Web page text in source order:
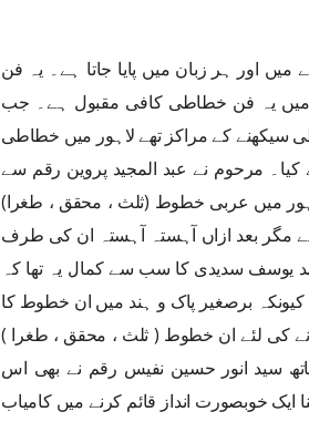
اور ہر زبان میں پایا جاتا ہے۔ یہ فن
میں یہ فن خطاطی کافی مقبول ہے۔ جب
سیکھنے کے مراکز تھے لاہور میں خطاطی
کیا۔ مرحوم نے عبد المجید پروین رقم سے
میں عربی خطوط (ثلث ، محقق ، طغرا)
مگر بعد ازاں آہستہ آہستہ ان کی طرف
یوسف سدیدی کا سب سے کمال یہ تھا کہ
برصغیر پاک و ہند میں ان خطوط کا
آنے کی لئے ان خطوط ( ثلث ، محقق ، طغرا )
سید انور حسین نفیس رقم نے بھی اس
خوبصورت انداز قائم کرنے میں کامیاب